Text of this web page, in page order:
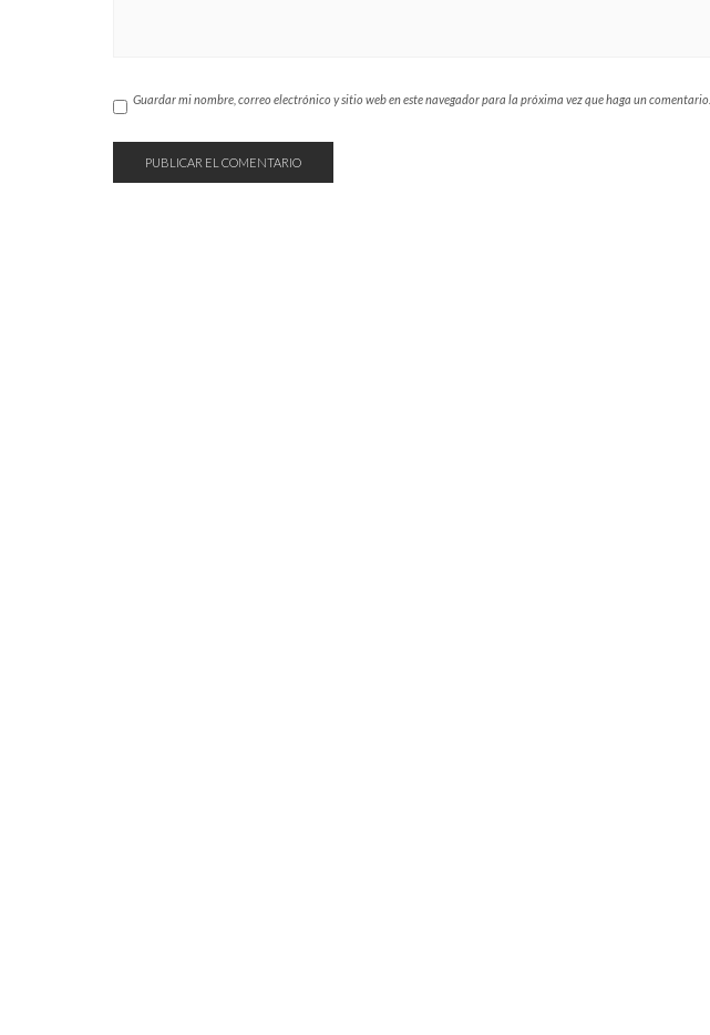
Guardar mi nombre, correo electrónico y sitio web en este navegador para la próxima vez que haga un comentario.